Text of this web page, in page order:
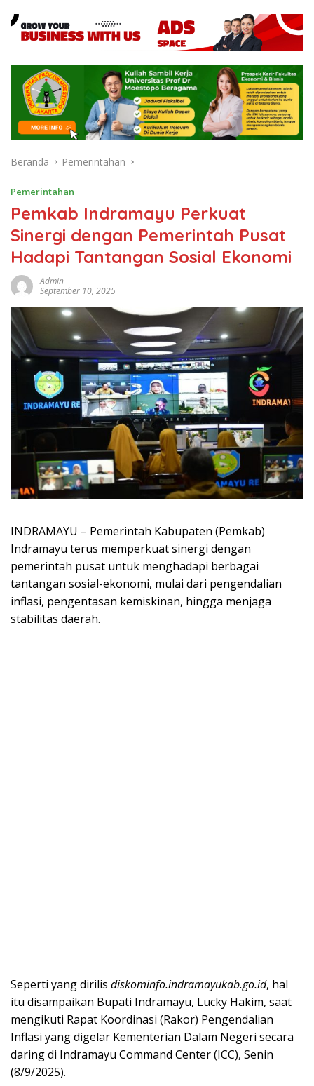
Beranda Pemerintahan
Pemerintahan
Pemkab Indramayu Perkuat
Sinergi dengan Pemerintah Pusat
Hadapi Tantangan Sosial Ekonomi
Admin
September 10, 2025
INDRAMAYU – Pemerintah Kabupaten (Pemkab)
Indramayu terus memperkuat sinergi dengan
pemerintah pusat untuk menghadapi berbagai
tantangan sosial-ekonomi, mulai dari pengendalian
inflasi, pengentasan kemiskinan, hingga menjaga
stabilitas daerah.
Seperti yang dirilis diskominfo.indramayukab.go.id, hal
itu disampaikan Bupati Indramayu, Lucky Hakim, saat
mengikuti Rapat Koordinasi (Rakor) Pengendalian
Inflasi yang digelar Kementerian Dalam Negeri secara
daring di Indramayu Command Center (ICC), Senin
(8/9/2025).